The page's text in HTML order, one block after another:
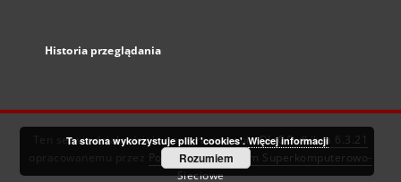
Historia przeglądania
Ten serwis działa dzięki oprogramowaniuDInGO dLibra 6.3.21
Poznańskie Centrum Superkomputerowo-
Sieciowe
Ta strona wykorzystuje pliki 'cookies'. Więcej informacji
Rozumiem